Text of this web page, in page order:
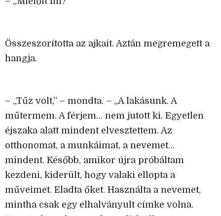
Összeszorította az ajkait. Aztán megremegett a
hangja.
– „Tűz volt,” – mondta. – „A lakásunk. A
műtermem. A férjem… nem jutott ki. Egyetlen
éjszaka alatt mindent elvesztettem. Az
otthonomat, a munkáimat, a nevemet…
mindent. Később, amikor újra próbáltam
kezdeni, kiderült, hogy valaki ellopta a
műveimet. Eladta őket. Használta a nevemet,
mintha csak egy elhalványult címke volna.